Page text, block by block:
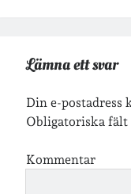
Jag bokförmin läsning
Lämna ett svar
Din e-postadress
Obligatoriska fält
Kommentar